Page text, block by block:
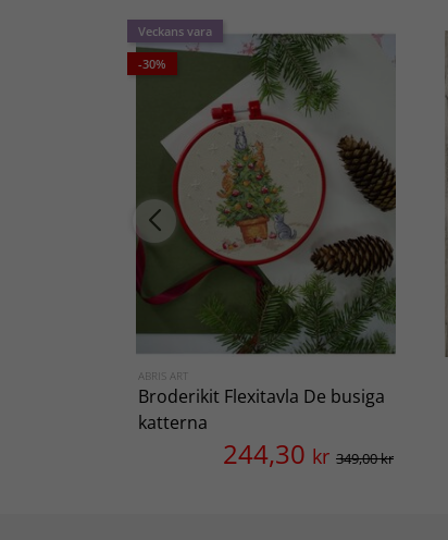
Veckans vara
-30%
ABRIS ART
Broderikit Flexitavla De busiga
katterna
244,30 kr 349,00 kr